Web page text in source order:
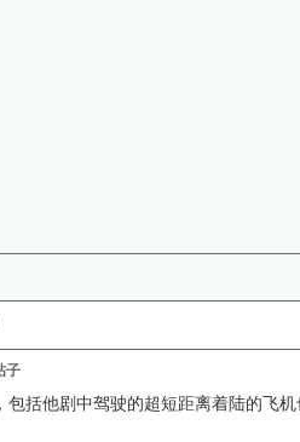
子
包括他剧中驾驶的超短距离着陆的飞